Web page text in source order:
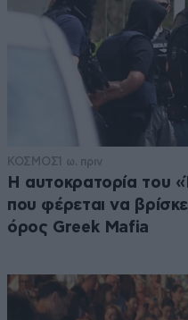
ΚΟΣΜΟΣ1 ω. πριν
Η αυτοκρατορία του
που φέρεται να
όρος Greek Mafia